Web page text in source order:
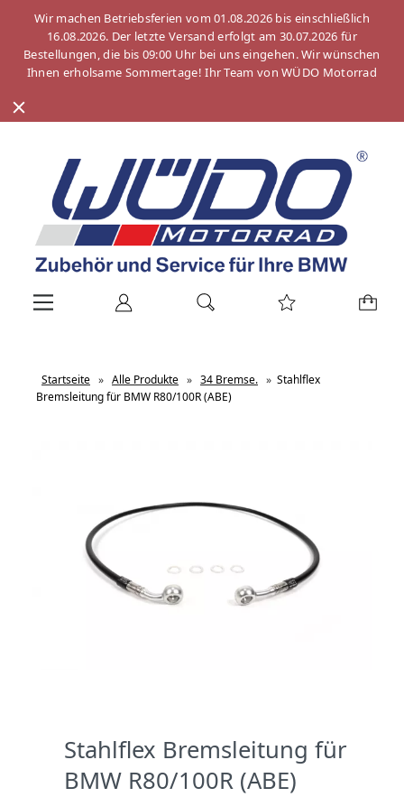
Wir machen Betriebsferien vom 01.08.2026 bis einschließlich
16.08.2026. Der letzte Versand erfolgt am 30.07.2026 für
Bestellungen, die bis 09:00 Uhr bei uns eingehen. Wir wünschen
Ihnen erholsame Sommertage! Ihr Team von WÜDO Motorrad
Startseite » Alle Produkte » 34 Bremse. » Stahlflex
Bremsleitung für BMW R80/100R (ABE)
Stahlflex Bremsleitung für
BMW R80/100R (ABE)